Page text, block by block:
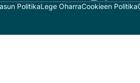
PolitikaLege OharraCookieen Politika